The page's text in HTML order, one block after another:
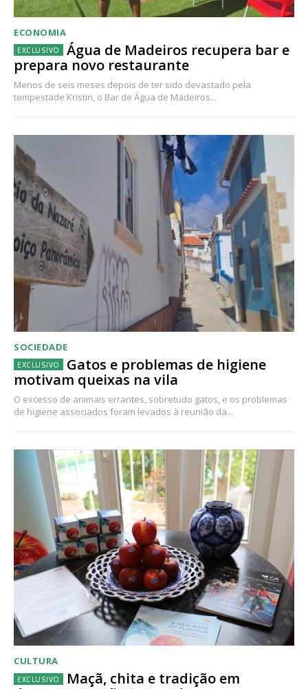
ECONOMIA
Água de Madeiros recupera bar e
prepara novo restaurante
Menos de seis meses depois de ter sido devastado pela
tempestade Kristin, o Bar de Água de Madeiros...
SOCIEDADE
Gatos e problemas de higiene
motivam queixas na vila
O excesso de animais errantes, sobretudo gatos, e os problemas
de higiene associados foram levados à reunião da...
CULTURA
Maçã, chita e tradição em